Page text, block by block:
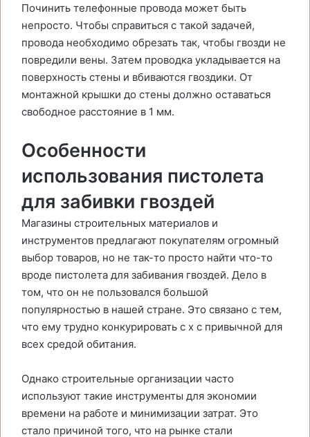
Починить телефонные провода может быть
непросто. Чтобы справиться с такой задачей,
провода необходимо обрезать так, чтобы гвозди не
повредили вены. Затем проводка укладывается на
поверхность стены и вбиваются гвоздики. От
монтажной крышки до стены должно оставаться
свободное расстояние в 1 мм.
Особенности
использования пистолета
для забивки гвоздей
Магазины строительных материалов и
инструментов предлагают покупателям огромный
выбор товаров, но не так-то просто найти что-то
вроде пистолета для забивания гвоздей. Дело в
том, что он не пользовался большой
популярностью в нашей стране. Это связано с тем,
что ему трудно конкурировать с х с привычной для
всех средой обитания.
Однако строительные организации часто
используют такие инструменты для экономии
времени на работе и минимизации затрат. Это
стало причиной того, что на рынке стали